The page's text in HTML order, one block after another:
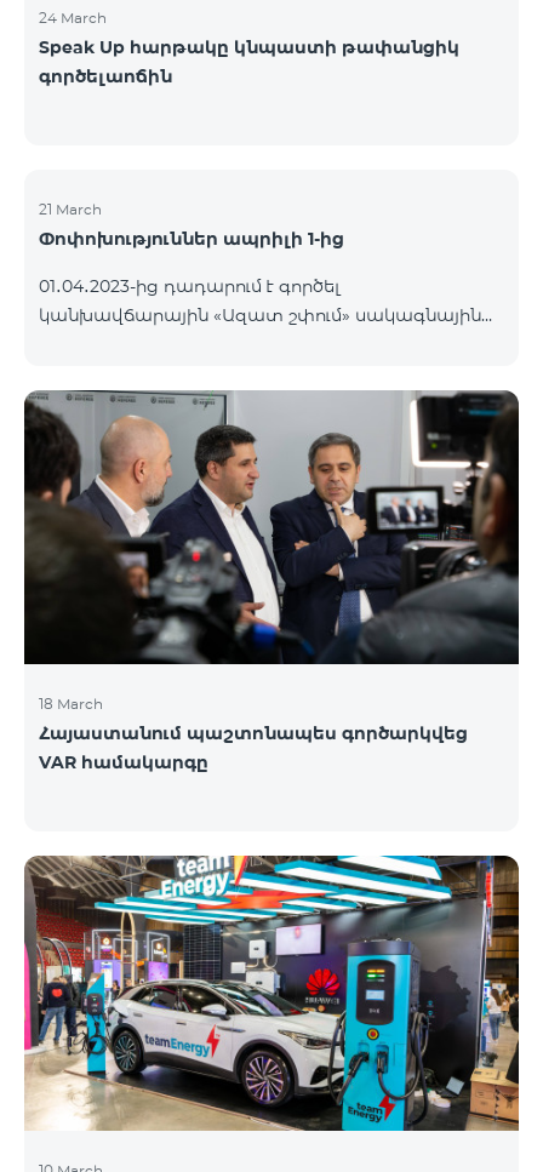
24 March
Speak Up հարթակը կնպաստի թափանցիկ
գործելաոճին
21 March
Փոփոխություններ ապրիլի 1-ից
01․04․2023-ից դադարում է գործել
կանխավճարային «Ազատ շփում» սակագնային
կանխավճարային սակագնային փաթեթից՝
առաջին ամիսն անվճար, երկրորդ ամսից սկսած
ամսավճարը կկազմի 2900 դրամ։ Փաթեթի
պայմաններին կարող եք ծանոթանալ այստեղ։
18 March
Հայաստանում պաշտոնապես գործարկվեց
VAR համակարգը